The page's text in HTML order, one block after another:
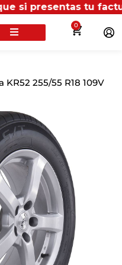
tu factura
0
KR52 255/55 R18 109V